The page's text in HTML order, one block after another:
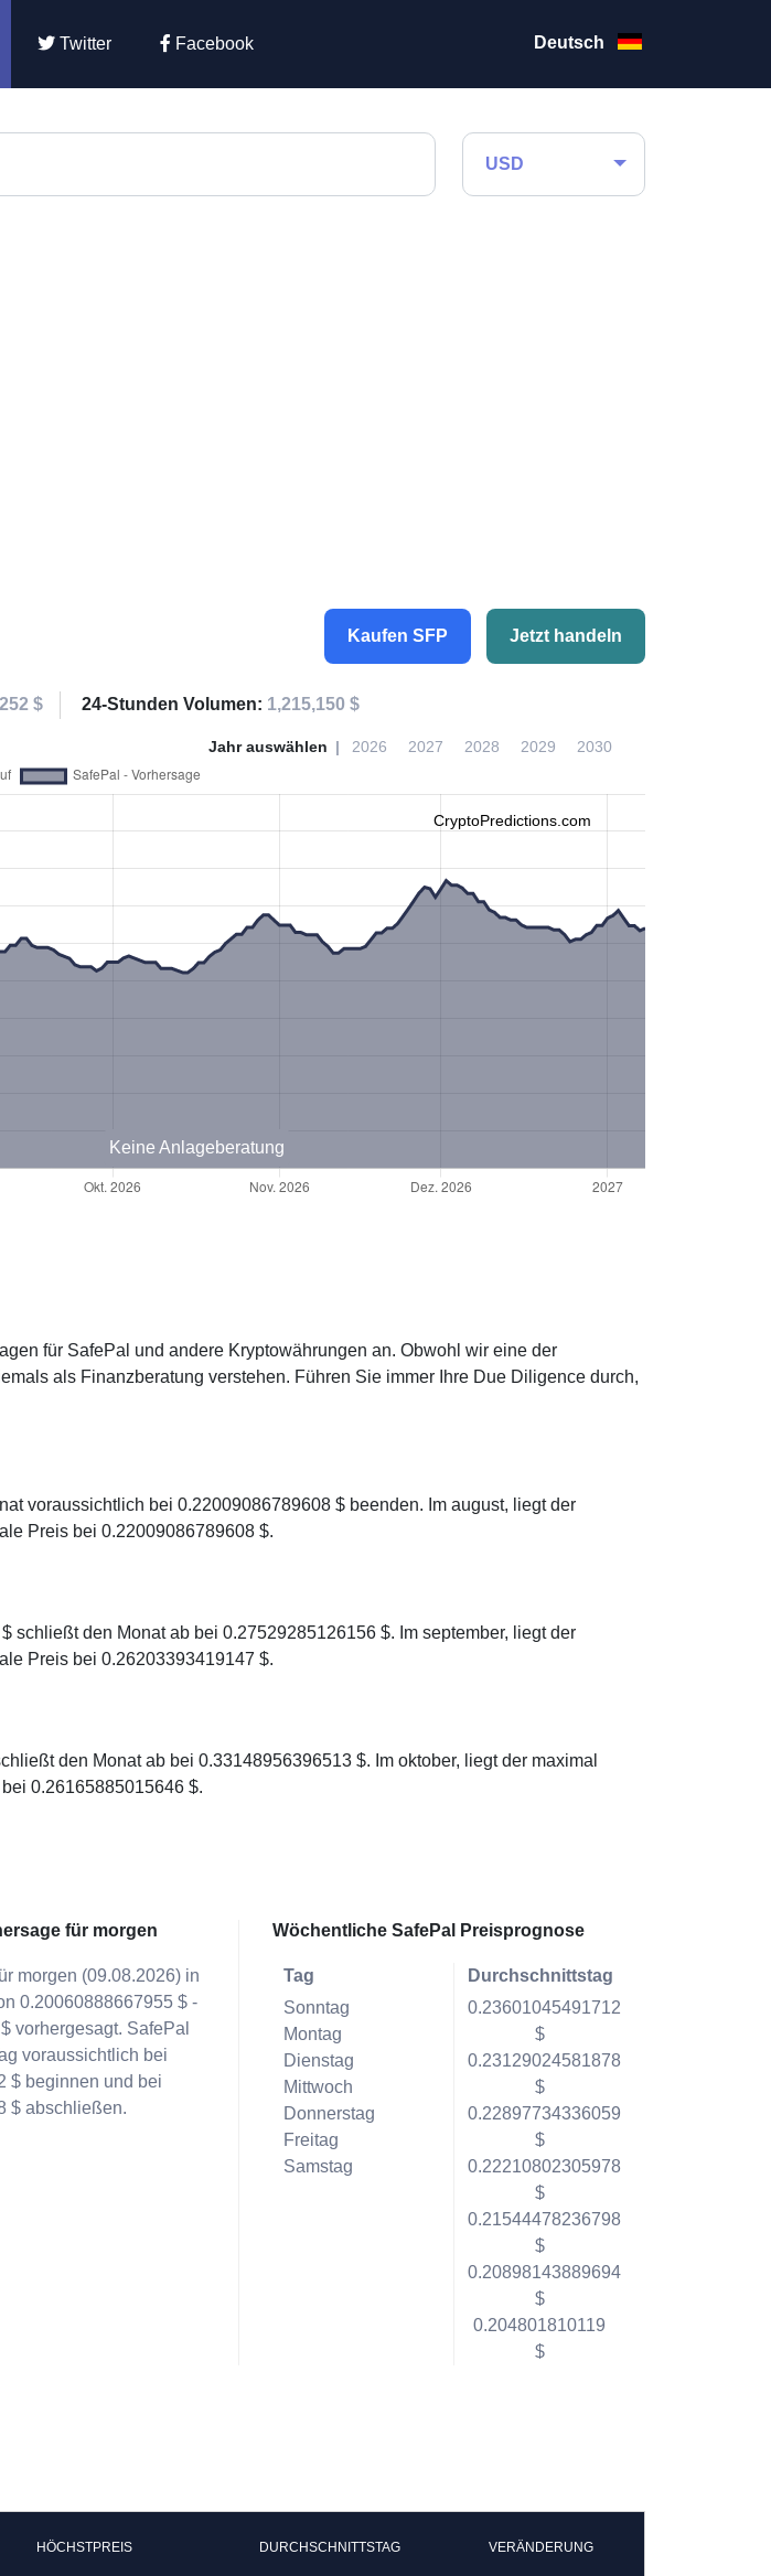
Twitter Facebook Deutsch
USD
Kaufen SFP Jetzt handeln
$ 24-Stunden Volumen: 1,215,150 $
Jahr auswählen 2026 2027 2028 2029 2030
CryptoPredictions.com
Keine Anlageberatung
für SafePal und andere Kryptowährungen an. Obwohl wir eine der
als Finanzberatung verstehen. Führen Sie immer Ihre Due Diligence durch,
voraussichtlich bei 0.22009086789608 $ beenden. Im august, liegt der
Preis bei 0.22009086789608 $.
schließt den Monat ab bei 0.27529285126156 $. Im september, liegt der
Preis bei 0.26203393419147 $.
den Monat ab bei 0.33148956396513 $. Im oktober, liegt der maximal
0.26165885015646 $.
für morgen
morgen (09.08.2026) in
0.20060888667955 $ -
vorhergesagt. SafePal
voraussichtlich bei
$ beginnen und bei
$ abschließen.
Wöchentliche SafePal Preisprognose
Tag
Sonntag
Montag
Dienstag
Mittwoch
Donnerstag
Freitag
Samstag
Durchschnittstag
0.23601045491712
$
0.23129024581878
$
0.22897734336059
$
0.22210802305978
$
0.21544478236798
$
0.20898143889694
$
0.204801810119
$
HÖCHSTPREIS DURCHSCHNITTSTAG VERÄNDERUNG